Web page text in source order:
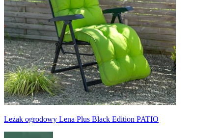
Leżak ogrodowy Lena Plus Black Edition PATIO